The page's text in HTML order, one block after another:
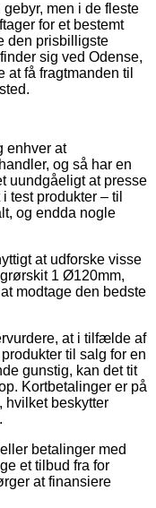
men i de fleste
for et bestemt
den prisbilligste
sig ved Odense,
få fragtmanden til
enhver at
og så har en
uundgåeligt at presse
test produkter – til
og endda nogle
at udforske visse
1 Ø120mm,
modtage den bedste
at i tilfælde af
til salg for en
gunstig, kan det tit
Kortbetalinger er på
hvilket beskytter
betalinger med
et tilbud fra for
at finansiere